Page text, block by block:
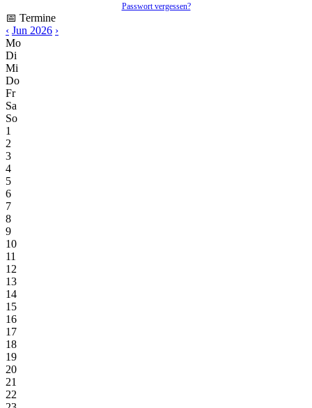
Passwort vergessen?
📅 Termine
‹ Jun 2026 ›
Mo
Di
Mi
Do
Fr
Sa
So
1
2
3
4
5
6
7
8
9
10
11
12
13
14
15
16
17
18
19
20
21
22